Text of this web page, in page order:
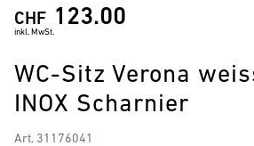
CHF 123.00
inkl. MwSt.
WC-Sitz Verona
INOX Scharnier
Art. 31176041